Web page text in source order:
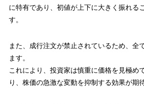
に特有であり、初値が上下に大きく振れる
す。
また、成行注文が禁止されているため、全
ます。
これにより、投資家は慎重に価格を見極め
り、株価の急激な変動を抑制する効果が期